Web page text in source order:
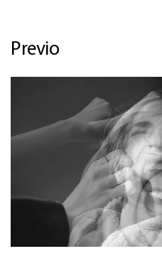
Previo